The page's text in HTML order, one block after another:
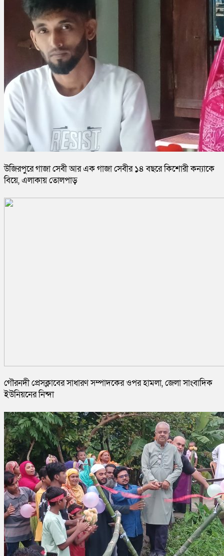
উজিরপুরে গাজা সেবী আর এক গাজা সেবীর ১৪ বছরে কিশোরী কন্যাকে
বিয়ে, এলাকায় তোলপাড়
গৌরনদী প্রেসক্লাবের সাধারণ সম্পাদকের ওপর হামলা, জেলা সাংবাদিক
ইউনিয়নের নিন্দা